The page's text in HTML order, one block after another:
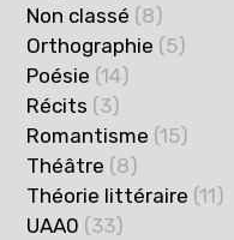
Non classé (8)
Orthographie (5)
Poésie (14)
Récits (3)
Romantisme (15)
Théâtre (8)
Théorie littéraire (11)
UAA0 (33)